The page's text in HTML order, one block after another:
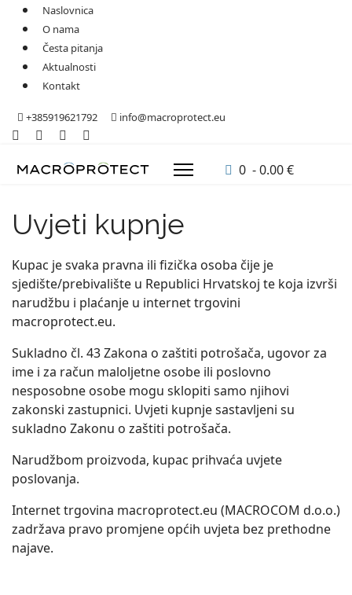
Naslovnica
O nama
Česta pitanja
Aktualnosti
Kontakt
+385919621792 info@macroprotect.eu
0 - 0.00 €
Uvjeti kupnje
Kupac je svaka pravna ili fizička osoba čije je
sjedište/prebivalište u Republici Hrvatskoj te koja izvrši
narudžbu i plaćanje u internet trgovini
macroprotect.eu.
Sukladno čl. 43 Zakona o zaštiti potrošača, ugovor za
ime i za račun maloljetne osobe ili poslovno
nesposobne osobe mogu sklopiti samo njihovi
zakonski zastupnici. Uvjeti kupnje sastavljeni su
sukladno Zakonu o zaštiti potrošača.
Narudžbom proizvoda, kupac prihvaća uvjete
poslovanja.
Internet trgovina macroprotect.eu (MACROCOM d.o.o.)
zadržava pravo promjene općih uvjeta bez prethodne
najave.